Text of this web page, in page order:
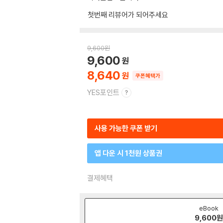
첫번째 리뷰어가 되어주세요
9,600원
8,640
9,600
쿠폰혜택가
YES포인트
사용 가능한 쿠폰 받기
앱 다운 시 1천원 상품권
결제혜택
eBook
9,600원